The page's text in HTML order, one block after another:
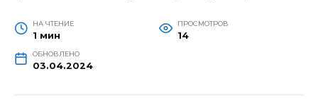
НА ЧТЕНИЕ
1 мин
ПРОСМОТРОВ
14
ОБНОВЛЕНО
03.04.2024